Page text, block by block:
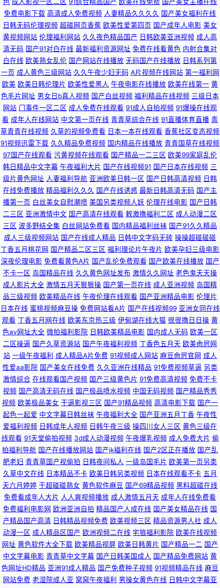
影网站色 精品丝袜 91AV大神 亚洲av资源在线网站 九一玖色 亚洲欧美日韩
国产精 久久VV 91次元成人APP 午夜理伦三级理论 精品久久噜噜噜噜 91传
媒下载 亚洲中文丝袜精品网 久久中国少妇 91伦理 亚洲人妻激情在线三级 精
东三级 91极品处女 亚洲成人资源在线 黄色网络入口处 亚洲欧美综合18 午夜
成人免费福利网站 精品国产一二区 91N在线WWW 亚洲三黄网站 精品无码视
频入口 91看淫黄大片 亚洲色青青草原网站 九1在线网页 97视屏在线观看 超
碰97人人射 女生露出自慰喷水 97资源在线中文 aⅴ福利影院 美女网站色免费
91偷拍视频在线观看 51国产精品 免费无码视频一二三 AV线上 国产av福利院
欧美日韩精品人妻久久 成人9118禁网站 精品9197九色超踫 欧美亚洲人成网
站 草莓视频在线看 午夜剧场1分钟体验区 亚洲欧美精品国产日韩 九一干逼
91黄色视频精品 在线岛国欧美 久久嫩草av ９1网站 91热爆偷拍综合视频 青
青在线视频免费播放 国产高清一级久久毛片 洗纹身对怀孕有影响吗 无码人
妻一区免费 黄色大全视频 中文字幕搜索新AV 无码高清三区 密桃传楳在线视
频 AV免费在线观看入口 九一国产视频一区 日韩久久一本一色 国产精品久久
日精品 51导航 午夜九一 久久淫九九av AV天堂资源网站 久久婷婷一级婬片
AAA 日本黄色大全 国产精品乱二区 色色综合az 色欲av网站 国产色免费 在
线观看免费版高清版 午夜影音在线资源站 九九热精品视频 91官网在线观看
亚洲天堂网日本免费 久久草在线国产 91麻豆蜜桃 51页精品 欧美极品视频 爱
香蕉视频 欧美人性交xⅩⅩ 天美九一 精品无码人妻一区二区 91看片黄色 尤物
91 久久天堂女人在线 91视频在线资源 福利观看 欧美亚洲另类成熟 成人免费
一区二区三区 可以免费在线看污污的网站 日韩三级大片 国产岳母理论9 91
网站入口永久 美女巨乳91 色欧美网址第一页 日韩成人在线视频 亚洲第四页
在线 伦理一区 99传媒视频
免费电影下载 高清成人免费视频 人妻精品久久久久 国产美女福利在线
日韩无码伦理视频 超碰网页香蕉 欧美性爱第四页 国产成年人电影 美女
黄视频网站 伦理福利网站 久久夜色精品国产 日韩欧美亚洲视频 成人高
清无码 国产91对白在线 最新福利资源网址 免费在线看黄色 内射合集对
白在线 欧美熟女乱伦 国产网站在线播放 无码国产在线播放 日韩系列第
一页 成人黄色三级网站 久久午夜少妇无码 A片视频在线网站 第一福利网
欧美 欧美日韩伦理片 欧美性爱黑人 午夜电影在线播放 欧美在线第一 黄
色毛片网址 男女日b真人视频 国产白丝视频 福利精品在线视频 三级日本
网站 门事件一区二区 成人免费在线观看 91成人自拍视频 91爆操在线观
看 成年人在线网站 中文第一页在线 青青草综合在线 91直播体育直播 青
草青青在线视频 久草的视频免费看 日本一本在线观看 香蕉社区变态视频
91视频迅雷下载 久久精品免费视频 国内精品在线播放 青青国草在线视频
97国产在线观看 污黄视频在线观看 国产精品一二三区 欧美99家庭乱伦
韩日精品中文字幕 午夜福利大片 国产在线视频91 国产日本在线视频 三
级片黄色网址 人妻福利导航 亚洲欧美日韩一区 国产日韩高清视频 日韩
在线免费播放 精品福利久久久 国产在线诱惑 最新日韩高清无码 国产主
播第一页 白丝美女自慰潮喷 美国另类视频人妖 伦理在线电影 国产日韩
二三区 亚洲激情中文 国产高清在线观看 敕激撸福利二区 成人动漫二区
三区 波多野结全集 白丝网站免费看 国内精品福利丝袜 国产91久久精品
成人三级视频网站 国产在线成人精品 日韩中文字码无砖 操操超碰碰碰
丁香五月桃花网 国产精品二区三区 福利理论片午夜片 欧美孕妇三级电影
深夜伦理电影 免费看黄色A片 国产乱伦免费观看 国产欧美在线播放 国产
不卡一区 岛国精品在线 久久黄色网址发布 激情久久网址 老色鬼天天操
成人影片大全 激情五月天狠狠操 国产第一页在线 成人亚洲视频 岛国精
品三级视频 欧美精品在线 午夜伦理在线观看 国产亚洲精品电影 伦理片
日本在线 蜜桃视频麻豆操 免费网站看A片 国产在线视频99 亚洲女同在线
观看 丁香五月网在线 欧美东京热三级 伊甸湖在线大猫 很很撸日日操 黄
色av网址大全 微拍福利影院 日韩欧美精品电影 国内成人无码 欧美一区
二区操逼 国产久草资源站 国产午夜福利视频 丁香色五月天 欧美肏屄网
站 一级午夜福利 成人精品A片免费 91视频成人网站 麻豆肏屄官网 成人
性爱aa影院 国产美女在线免费 久久亚洲在线精品 91免费视频草逼 另类
激情综合 在线观看国产视频 国产三级黄色片 91免费高清视频 免费不卡
视频 国产高清无码在线 国产极品喷水视频 中国无码视频 国产精品秀秀
视频 欧美极品美女 干逼影视三区 国产91精品视频 高清电影下载 国产一
起色一起爱 中文字幕日韩丝袜 午夜福利大全 国产亚洲五月丁香 午夜性
爱福利视频 日韩成年人视频 日韩午夜三级 操四川女人三区 黄色三级在
线观看 91天堂偷拍视频 3d成人动漫视频 午夜爆乳视频 成人免费大片 偷
拍福利导航 国产在线播放网站 国产jk福利在线 国产2区正在播放 国产乱
肥老妇 青青草国产视偷拍 日韩夜间私人 一级岛国毛片 欧美第一页另类
久草中文在线 日本精品不卡 欧美日韩另类视频 日本在线观看不卡 五月
天六月婷婷 干超碰碰熟女 黄色软件麻豆 国产69精品视频 黑料超碰在线
免费看成年人大片 人人爽视频播放 成人激情五月天 成年人在线免费看
免费福利电影网 欧洲亚洲自拍 精品国产人成在线 国产美女精品在线 国
产精品国产高清 日韩精品视频免费 欧美视频三区 精品资源男人社 成人
动漫一区 成人精品区国产 欧洲视频二在线 宅狼福利影院 欧美在线视频
网址 黄色软件大全下载 欧美精品视屏 欧美日韩黄片 国产精品一二 国产
中文字幕电影 青青草中文字幕 国产日韩美国成人 国产精品免费网站 黄
色网址HD精品 亚洲91成人精品 国产免费种子视频 91视频精品在线 麻豆
网站免费 老湿院成人亚 窝窉午夜福利 男操女黄色在线 日韩中文字幕亚